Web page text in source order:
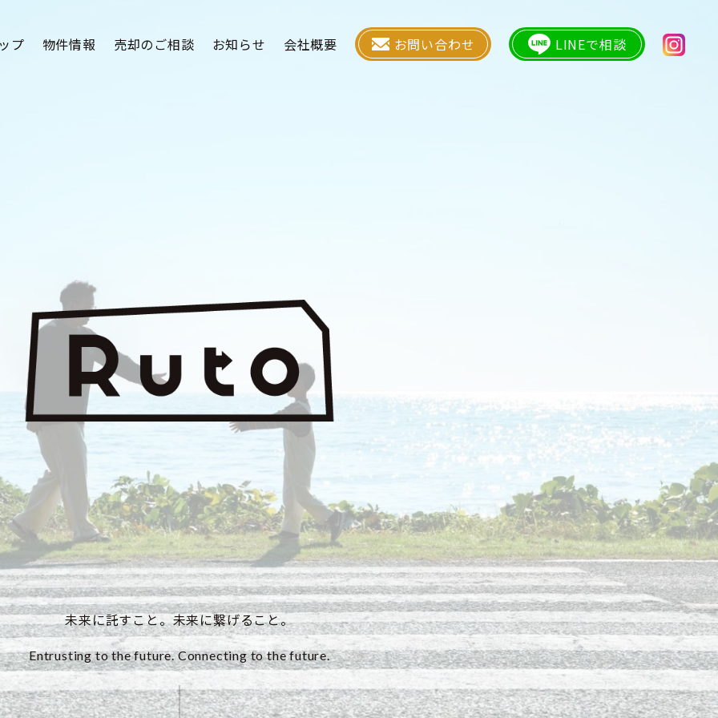
プ 物件情報 売却のご相談 お知らせ 会社概要 お問い合わせ LINEで相談
未来に託すこと。未来に繋げること。
Entrusting to the future. Connecting to the future.